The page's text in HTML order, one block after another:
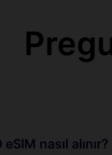
nasıl alınır?